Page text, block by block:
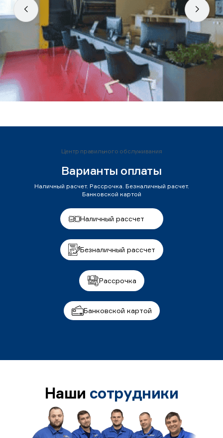
Центр правильного обслуживания
Варианты оплаты
Наличный расчет. Рассрочка. Безналичный расчет.
Банковской картой
Наличный рассчет
Безналичный рассчет
Рассрочка
Банковской картой
Наши сотрудники